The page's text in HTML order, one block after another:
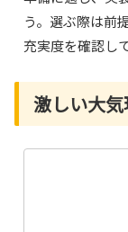
う。選ぶ際は前
充実度を確認し
激しい大